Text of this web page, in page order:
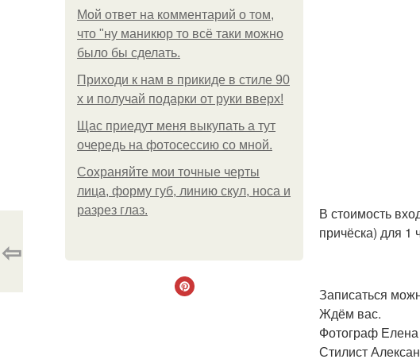
Мой ответ на комментарий о том,
что "ну маникюр то всё таки можно
было бы сделать.
Приходи к нам в прикиде в стиле 90
х и получай подарки от руки вверх!
Щас приедут меня выкупать а тут
очередь на фотосессию со мной.
Сохраняйте мои точные черты
лица, форму губ, линию скул, носа и
разрез глаз.
В стоимость
причёска) для 1
Записаться
Ждём вас.
Фотограф
Стилист
⇦